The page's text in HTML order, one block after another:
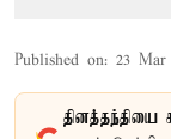
Published on: 23 Mar
தினத்தந்தியை